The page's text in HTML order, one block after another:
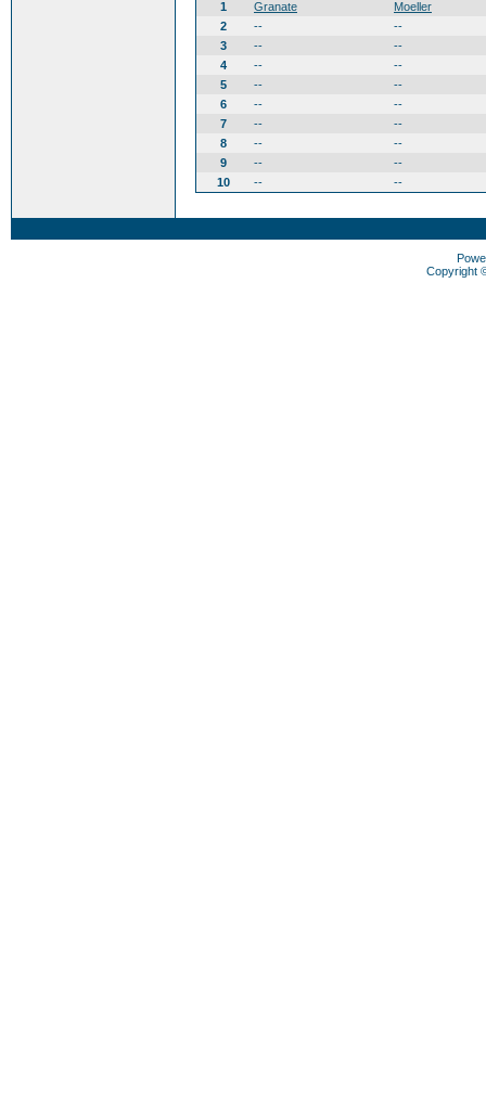
1
Granate
Moeller
2
--
--
3
--
--
4
--
--
5
--
--
6
--
--
7
--
--
8
--
--
9
--
--
10
-- --
Copyright